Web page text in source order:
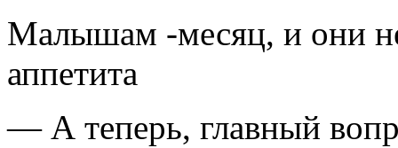
Малышам -месяц, и они
аппетита
— А теперь, главный